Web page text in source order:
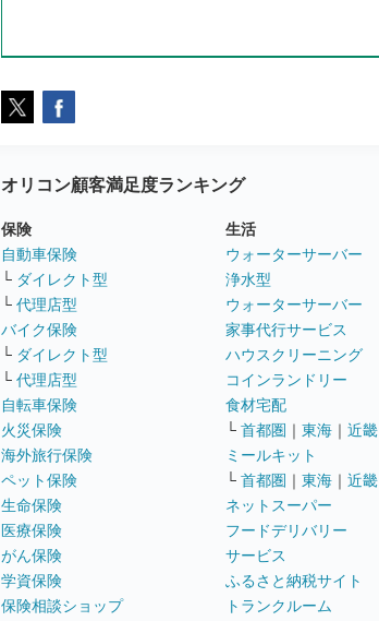
オリコン顧客満足度ランキング
保険
自動車保険
└ ダイレクト型
└ 代理店型
バイク保険
└ ダイレクト型
└ 代理店型
自転車保険
火災保険
海外旅行保険
ペット保険
生命保険
医療保険
がん保険
学資保険
保険相談ショップ
生活
ウォーターサーバー
浄水型
ウォーターサーバー
家事代行サービス
ハウスクリーニング
コインランドリー
食材宅配
└ 首都圏 ｜ 東海 ｜ 近畿
ミールキット
└ 首都圏 ｜ 東海 ｜ 近畿
ネットスーパー
フードデリバリー
サービス
ふるさと納税サイト
トランクルーム